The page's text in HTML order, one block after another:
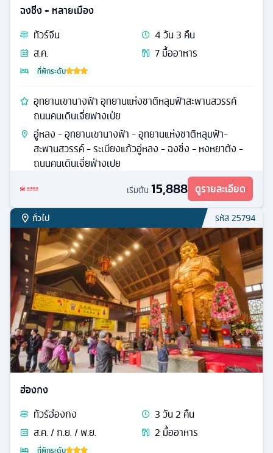
ฉงชิ่ง + หลายเมือง
ทัวร์จีน 4วัน3 คืน
ส.ค.
7มื้ออาหาร
ที่พักระดับ
อุทยานเขานางฟ้า อุทยานแห่งชาติหลุมฟ้าสะพานสวรรค์
ถนนคนเดินเจี่ยฟางเป่ย
อู่หลง - อุทยานเขานางฟ้า - อุทยานแห่งชาติหลุมฟ้า-
สะพานสวรรค์ - ระเบียงแก้วอู่หลง - ฉงชิ่ง - หงหยาต้ง -
ถนนคนเดินเจี่ยฟ่างเปย
เริ่มต้น 15,888 ดูรายละเอียด
ทั่วไป รหัส25794
ฮ่องกง
ทัวร์ฮ่องกง 3วัน2 คืน
ส.ค. / ก.ย. / พ.ย.
2 มื้ออาหาร
ที่พักระดับ